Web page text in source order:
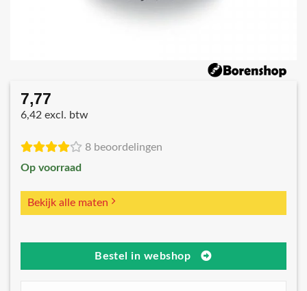
7,77
6,42 excl. btw
8 beoordelingen
Op voorraad
Bekijk alle maten
Bestel in webshop